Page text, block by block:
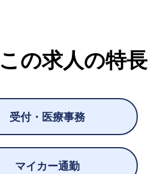
この求人の特長
受付・医療事務
マイカー通勤